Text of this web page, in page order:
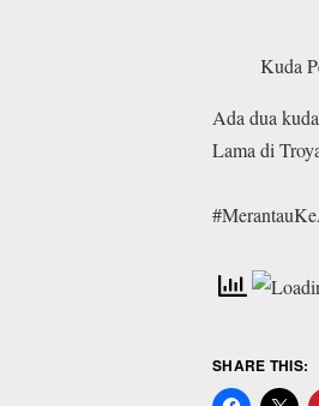
Kuda
Ada dua
Lama di
SHARE THIS: